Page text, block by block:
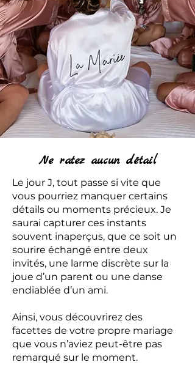
Ne ratez aucun détail
Le jour J, tout passe si vite que
vous pourriez manquer certains
détails ou moments précieux. Je
saurai capturer ces instants
souvent inaperçus, que ce soit un
sourire échangé entre deux
invités, une larme discrète sur la
joue d’un parent ou une danse
endiablée d’un ami.
Ainsi, vous découvrirez des
facettes de votre propre mariage
que vous n’aviez peut-être pas
remarqué sur le moment.